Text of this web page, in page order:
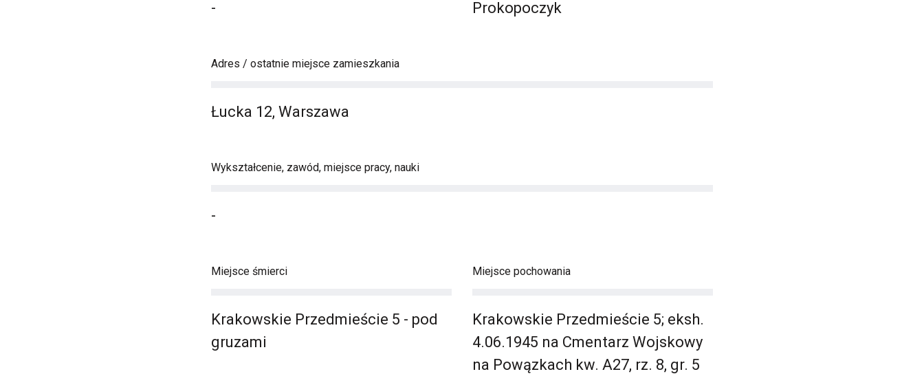
- Prokopoczyk
Adres / ostatnie miejsce zamieszkania
Łucka 12, Warszawa
Wykształcenie, zawód, miejsce pracy, nauki
-
Miejsce śmierci
Krakowskie Przedmieście 5 - pod
gruzami
Miejsce pochowania
Krakowskie Przedmieście 5; eksh.
4.06.1945 na Cmentarz Wojskowy
na Powązkach kw. A27, rz. 8, gr. 5